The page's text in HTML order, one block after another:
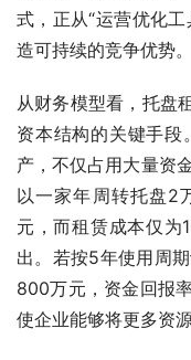
式，正从“运营优化
造可持续的竞争优势。
从财务模型看，托盘
资本结构的关键手段
产，不仅占用大量资
以一家年周转托盘2
元，而租赁成本仅为
出。若按5年使用周
800万元，资金回报
使企业能够将更多资